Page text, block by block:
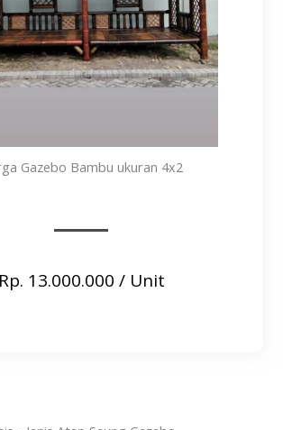
Gazebo Bambu ukuran 4x2
Rp. 13.000.000 / Unit